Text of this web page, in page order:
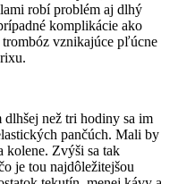
robí problém aj dlhý
komplikácie ako
vznikajúce pľúcne
dlhšej než tri hodiny sa im
pančúch. Mali by
kolene. Zvýši sa tak
je tou najdôležitejšou